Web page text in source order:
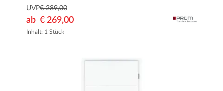
UVP€ 289,00
ab € 269,00
Inhalt: 1 Stück